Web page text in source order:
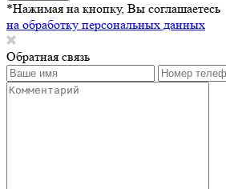
*Нажимая на кнопку, Вы соглашаетесь
на обработку персональных данных
Обратная связь